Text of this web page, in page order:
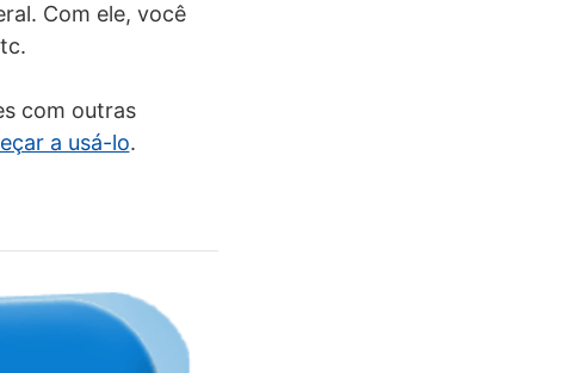
Com ele, você
com outras
a usá-lo.